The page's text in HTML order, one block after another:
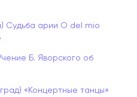
Судьба арии O del mio
Б. Яворского об
«Концертные танцы»